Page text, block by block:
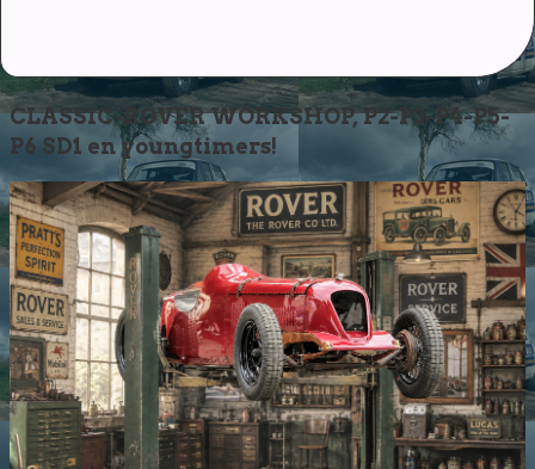
CLASSIC-ROVER WORKSHOP, P2-P3-P4-P5-
P6 SD1 en youngtimers!